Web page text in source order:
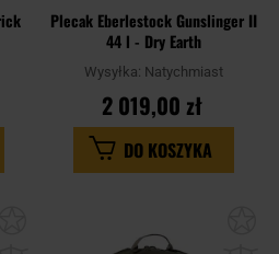
Plecak Eberlestock Gunslinger II
44 l - Dry Earth
Wysyłka: Natychmiast
2 019,00 zł
DO KOSZYKA